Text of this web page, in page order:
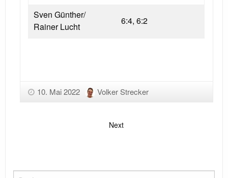
Sven Günther/
Rainer Lucht
6:4, 6:2
10. Mai 2022 Volker Strecker
Next